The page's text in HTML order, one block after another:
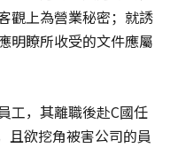
觀上為營業秘密；就誘
明瞭所收受的文件應屬
工，其離職後赴C國任
且欲挖角被害公司的員